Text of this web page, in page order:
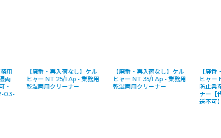
【廃番・再入荷なし】ケル
ヒャー NT 25/1 Ap - 業務用
乾湿両用クリーナー
【廃番・再入荷なし】ケル
ヒャー NT 35/1 Ap - 業務用
乾湿両用クリーナー
【廃番・再入
ヒャー NT 35/
防止業務用乾
ナー【代引不
送不可】